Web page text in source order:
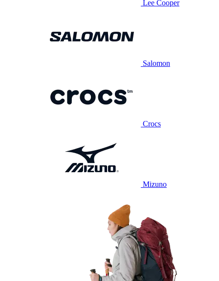
Lee Cooper
Salomon
Crocs
Mizuno